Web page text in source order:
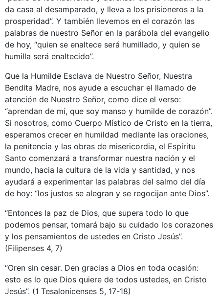
da casa al desamparado, y lleva a los prisioneros a la
prosperidad”. Y también llevemos en el corazón las
palabras de nuestro Señor en la parábola del evangelio
de hoy, “quien se enaltece será humillado, y quien se
humilla será enaltecido”.
Que la Humilde Esclava de Nuestro Señor, Nuestra
Bendita Madre, nos ayude a escuchar el llamado de
atención de Nuestro Señor, como dice el verso:
“aprendan de mí, que soy manso y humilde de corazón”.
Si nosotros, como Cuerpo Místico de Cristo en la tierra,
esperamos crecer en humildad mediante las oraciones,
la penitencia y las obras de misericordia, el Espíritu
Santo comenzará a transformar nuestra nación y el
mundo, hacia la cultura de la vida y santidad, y nos
ayudará a experimentar las palabras del salmo del día
de hoy: “los justos se alegran y se regocijan ante Dios”.
“Entonces la paz de Dios, que supera todo lo que
podemos pensar, tomará bajo su cuidado los corazones
y los pensamientos de ustedes en Cristo Jesús”.
(Filipenses 4, 7)
“Oren sin cesar. Den gracias a Dios en toda ocasión:
esto es lo que Dios quiere de todos ustedes, en Cristo
Jesús”. (1 Tesalonicenses 5, 17-18)